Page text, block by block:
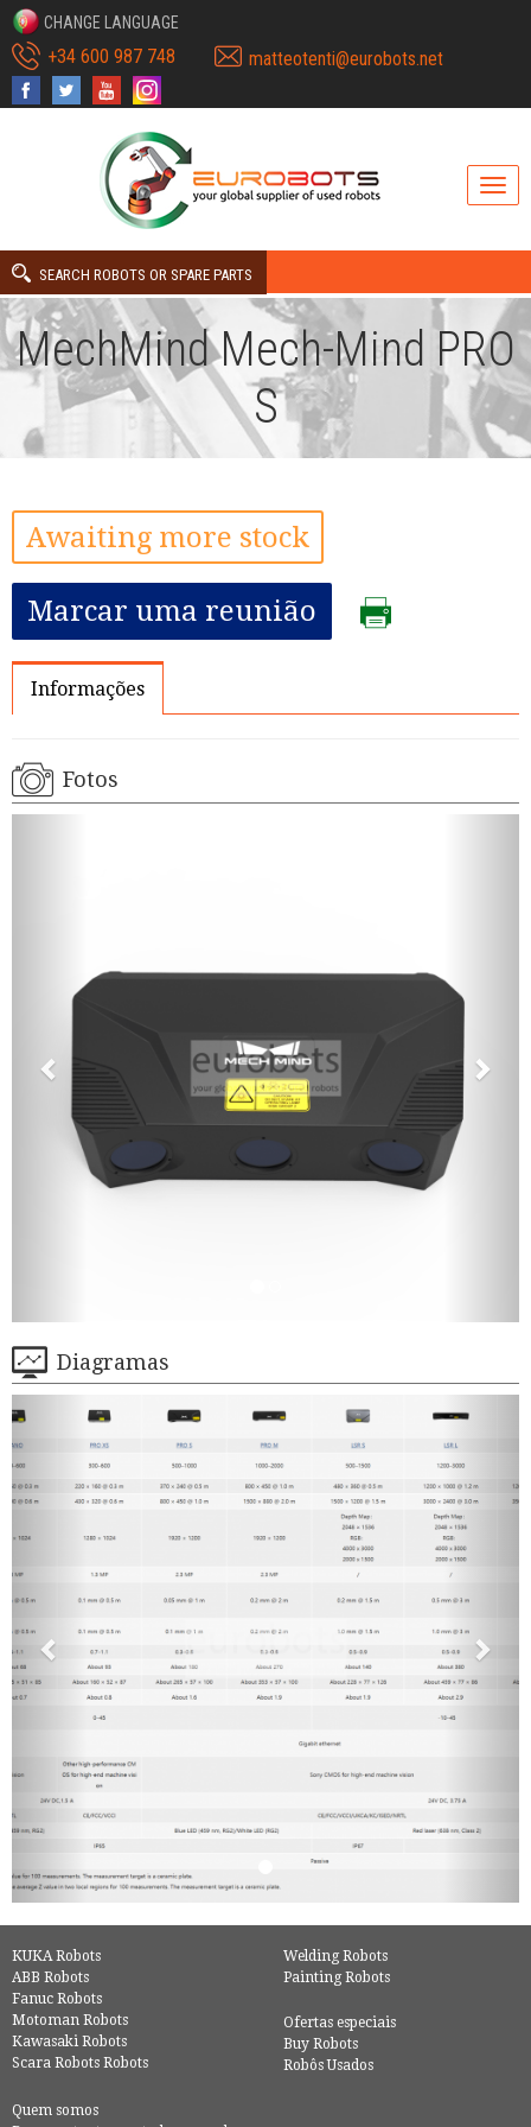
CHANGE LANGUAGE
+34 600 987 748 matteotenti@eurobots.net
SEARCH ROBOTS OR SPARE PARTS
MechMind Mech-Mind PRO
S
Awaiting more stock
Marcar uma reunião
Informações
Fotos
Diagramas
KUKA Robots
ABB Robots
Fanuc Robots
Motoman Robots
Kawasaki Robots
Scara Robots Robots
Welding Robots
Painting Robots
Ofertas especiais
Buy Robots
Robôs Usados
Quem somos